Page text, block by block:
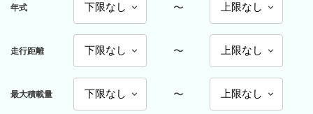
年式 〜
走行距離 〜
最大積載量 〜